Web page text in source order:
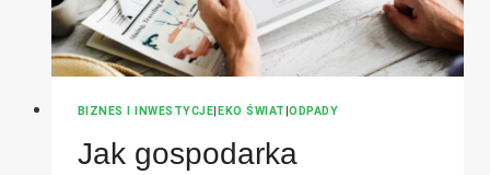
BIZNES I INWESTYCJE|EKO ŚWIAT |ODPADY
Jak gospodarka